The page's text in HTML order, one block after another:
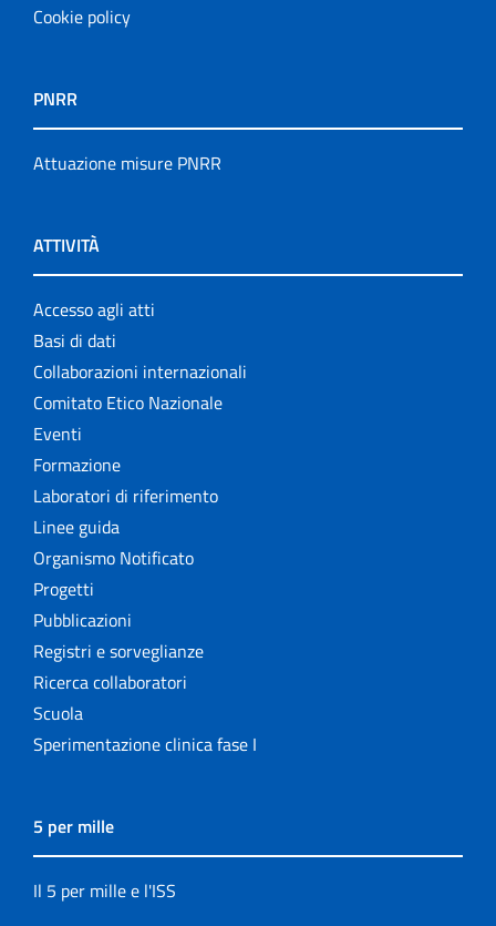
Cookie policy
PNRR
Attuazione misure PNRR
ATTIVITÀ
Accesso agli atti
Basi di dati
Collaborazioni internazionali
Comitato Etico Nazionale
Eventi
Formazione
Laboratori di riferimento
Linee guida
Organismo Notificato
Progetti
Pubblicazioni
Registri e sorveglianze
Ricerca collaboratori
Scuola
Sperimentazione clinica fase I
5 per mille
Il 5 per mille e l'ISS